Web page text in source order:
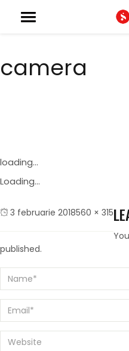
camera
loading...
Loading...
Posted
3 februarie 2018Full
560 × 315
published.